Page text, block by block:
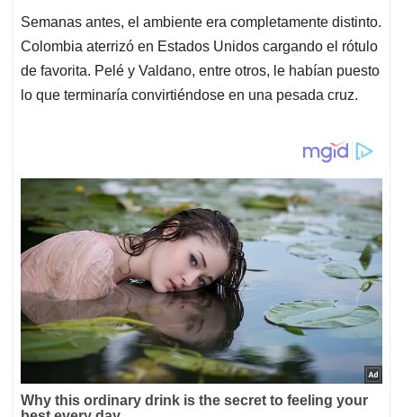
Semanas antes, el ambiente era completamente distinto.
Colombia aterrizó en Estados Unidos cargando el rótulo
de favorita. Pelé y Valdano, entre otros, le habían puesto
lo que terminaría convirtiéndose en una pesada cruz.